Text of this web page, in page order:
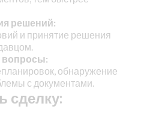
решений:
и принятие решения
обнаружение
с документами.
сделку: